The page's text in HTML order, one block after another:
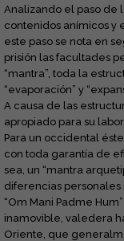
Analizando el paso de
contenidos anímicos y
este paso se nota en
prisión las facultades
“mantra”, toda la
“evaporación” y
A causa de las
apropiado para su
Para un occidental
con toda garantía de
sea, un “mantra
diferencias personales
“Om Mani Padme
inamovible, valedera
Oriente, que